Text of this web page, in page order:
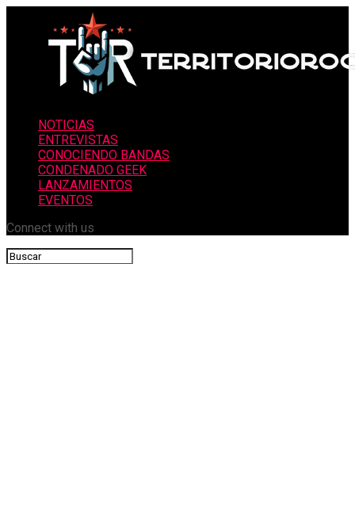
NOTICIAS
ENTREVISTAS
CONOCIENDO BANDAS
CONDENADO GEEK
LANZAMIENTOS
EVENTOS
Connect with us